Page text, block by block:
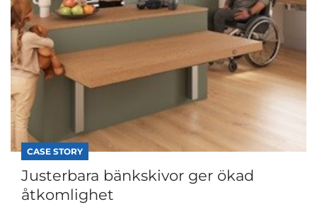
CASE STORY
Justerbara bänkskivor ger ökad
åtkomlighet